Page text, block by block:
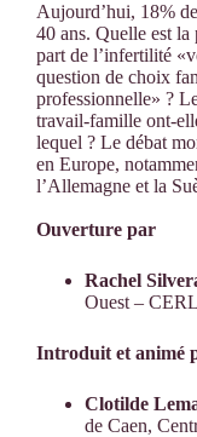
Aujourd’hui, 18%
40 ans. Quelle est
part de l’infertilité
question de choix
professionnelle» ?
travail-famille ont-
lequel ? Le débat
en Europe,
l’Allemagne et la
Ouverture par
Rachel
Ouest –
Introduit et animé
Clotilde
de Caen,